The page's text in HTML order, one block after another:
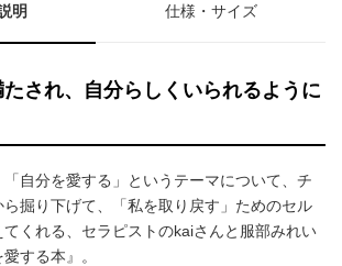
明 仕様・サイズ
され、自分らしくいられるように
「自分を愛する」というテーマについて、チ
ら掘り下げて、「私を取り戻す」ためのセル
くれる、セラピストのkaiさんと服部みれい
する本』。